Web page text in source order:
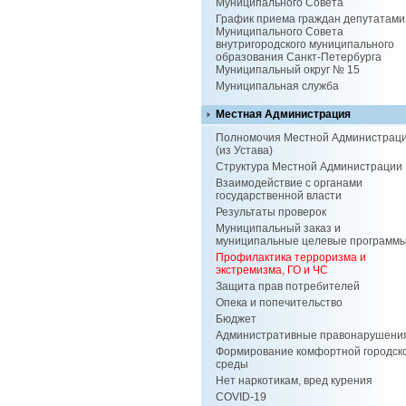
Муниципального Совета
График приема граждан депутатами
Муниципального Совета
внутригородского муниципального
образования Санкт-Петербурга
Муниципальный округ № 15
Муниципальная служба
Местная Администрация
Полномочия Местной
(из Устава)
Структура Местной Администрации
Взаимодействие с органами
государственной власти
Результаты проверок
Муниципальный заказ и
муниципальные целевые программы
Профилактика терроризма и
экстремизма, ГО и ЧС
Защита прав потребителей
Опека и попечительство
Бюджет
Административные
Формирование комфортной
среды
Нет наркотикам, вред курения
COVID-19